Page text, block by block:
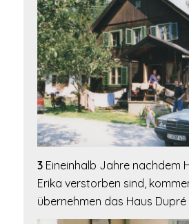
3Eineinhalb Jahre nachdem
Erika verstorben sind,
übernehmen das Haus Dupré